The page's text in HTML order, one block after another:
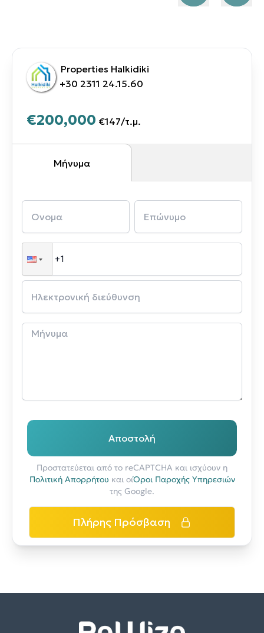
Properties Halkidiki
+30 2311 24.15.60
€200,000 €147/τ.μ.
Μήνυμα
Αποστολή
Προστατεύεται από το reCAPTCHA και ισχύουν η
Πολιτική Απορρήτου και οιΌροι Παροχής Υπηρεσιών
της Google.
Πλήρης Πρόσβαση